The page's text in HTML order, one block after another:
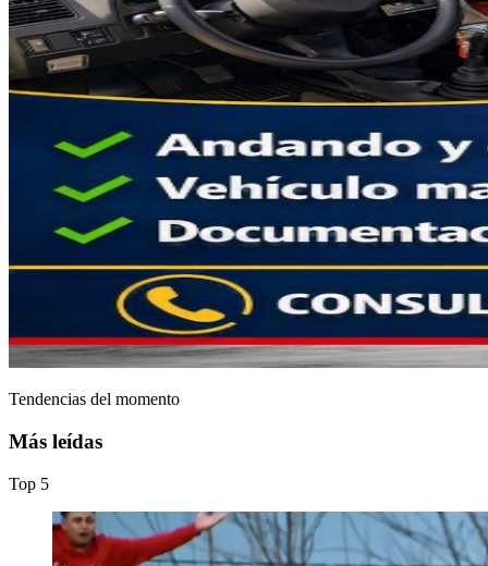
Tendencias del momento
Más leídas
Top 5